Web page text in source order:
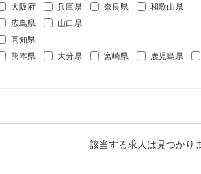
大阪府 兵庫県 奈良県
和歌山県
広島県
山口県
高知県
熊本県 大分県 宮崎県 鹿児島県
該当する求人は見つかり